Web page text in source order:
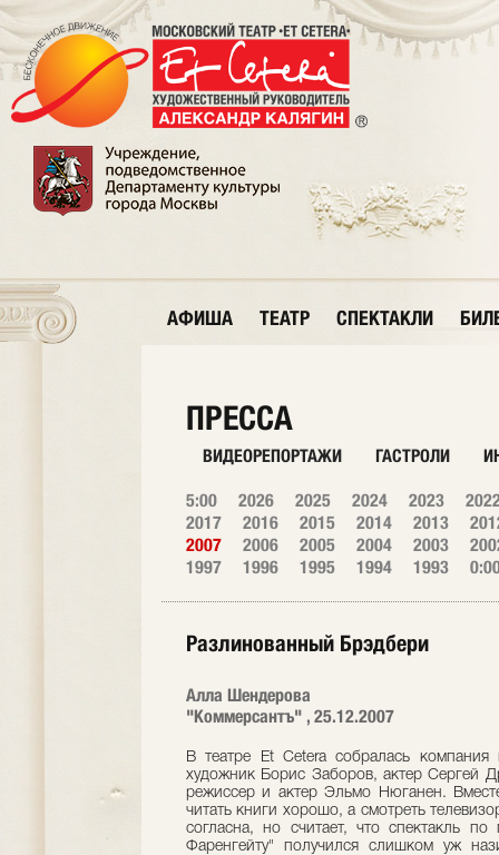
АФИША ТЕАТР СПЕКТАКЛИ
ПРЕССА
ВИДЕОРЕПОРТАЖИ ГАСТРОЛИ
5:00 2026 2025 2024 2023
2017
2016 2015 2014 2013
2007
2006 2005 2004 2003
1997
1996 1995 1994 1993
Разлинованный Брэдбери
Алла Шендерова
"Коммерсантъ" , 25.12.2007
В театре Et Cetera собралась
художник Борис Заборов, актер Сергей
режиссер и актер Эльмо Нюганен.
читать книги хорошо, а смотреть
согласна, но считает, что спектакль
Фаренгейту" получился слишком уж